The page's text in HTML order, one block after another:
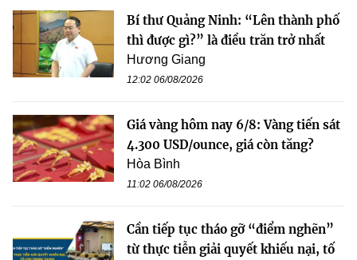
Bí thư Quảng Ninh: “Lên thành phố
thì được gì?” là điều trăn trở nhất
Hương Giang
12:02 06/08/2026
Giá vàng hôm nay 6/8: Vàng tiến sát
4.300 USD/ounce, giá còn tăng?
Hòa Bình
11:02 06/08/2026
Cần tiếp tục tháo gỡ “điểm nghẽn”
từ thực tiễn giải quyết khiếu nại, tố